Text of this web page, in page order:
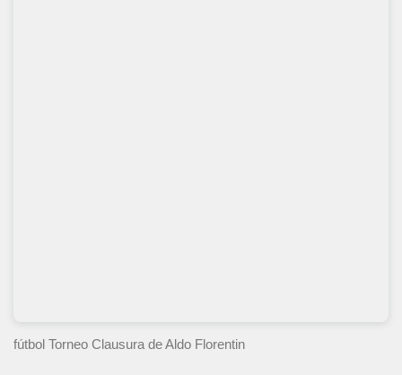
fútbol Torneo Clausura de Aldo Florentin